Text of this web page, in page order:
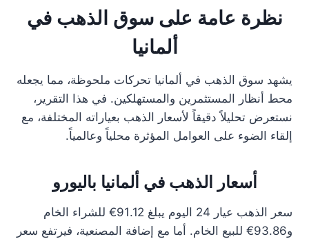
نظرة عامة على سوق الذهب في
ألمانيا
يشهد سوق الذهب في ألمانيا تحركات ملحوظة، مما يجعله
محط أنظار المستثمرين والمستهلكين. في هذا التقرير،
نستعرض تحليلاً دقيقاً لأسعار الذهب بعياراته المختلفة، مع
إلقاء الضوء على العوامل المؤثرة محلياً وعالمياً.
أسعار الذهب في ألمانيا باليورو
سعر الذهب عيار 24 اليوم يبلغ 91.12€ للشراء الخام
و93.86€ للبيع الخام. أما مع إضافة المصنعية، فيرتفع سعر